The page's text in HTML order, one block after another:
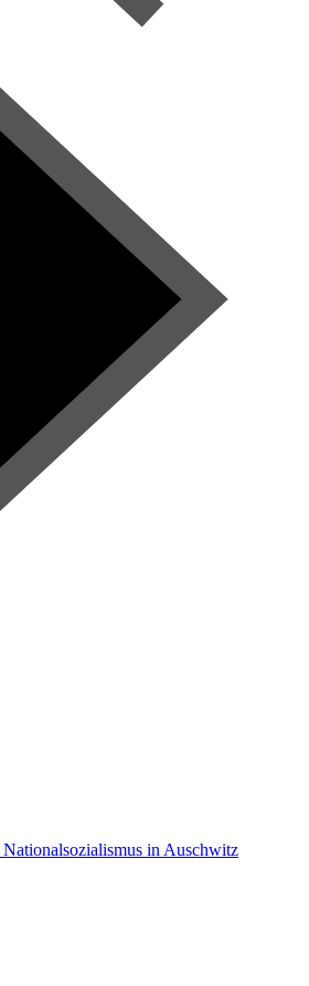
Nationalsozialismus in Auschwitz